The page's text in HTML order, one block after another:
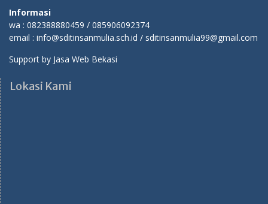
Informasi
wa : 082388880459 / 085906092374
email : info@sditinsanmulia.sch.id / sditinsanmulia99@gmail.com
Support by Jasa Web Bekasi
Lokasi Kami